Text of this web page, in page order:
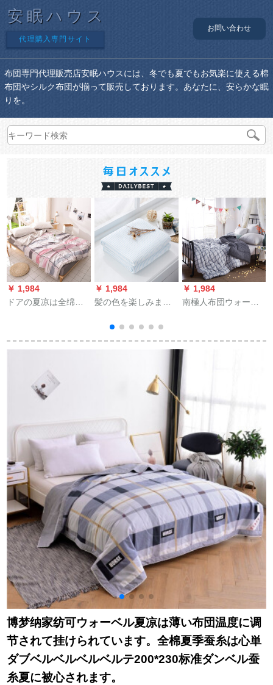
安眠ハウス
代理購入専門サイト
お問い合わせ
布団専門代理販売店安眠ハウスには、冬でも夏でもお気楽に使える棉
布団やシルク布団が揃って販売しております。あなたに、安らかな眠
りを。
￥ 1,984
ドアの夏凉は全绵シ
れて挂けられまし
ングキングします。
夏は1.8メトルのダン
ベルの春秋の薄い布
1.5*2.0メトルの布団
があります。
￥ 1,984
髪の色を楽しみま
调节にかられます。
布团全绵night绵夏凉
の布团シリーグーダ
布団を洗濯すること
フのファンストレー
ベル100*150 cmでし
￥ 1,984
南極人布団ウォーク
度に調節されてかけ
られます。布団シン
ダ春は芯簡易灰150 x
す。
博梦纳家纺可ウォーベル夏凉は薄い布団温度に调
节されて挂けられています。全棉夏季蚕糸は心単
ダブベルベルベルベルテ200*230标准ダンベル蚕
糸夏に被心されます。